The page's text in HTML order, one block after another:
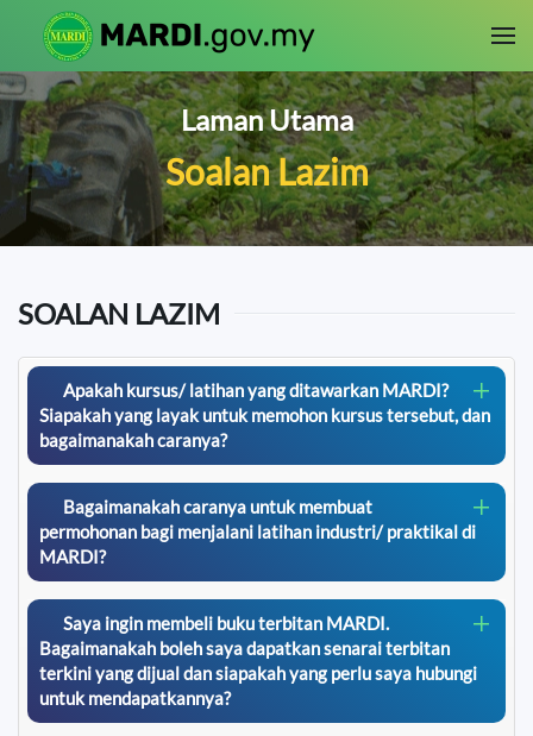
Skip to main content
Laman Utama
Soalan Lazim
SOALAN LAZIM
Apakah kursus/ latihan yang ditawarkan MARDI?
Siapakah yang layak untuk memohon kursus tersebut, dan
bagaimanakah caranya?
Bagaimanakah caranya untuk membuat
permohonan bagi menjalani latihan industri/ praktikal di
MARDI?
Saya ingin membeli buku terbitan MARDI.
Bagaimanakah boleh saya dapatkan senarai terbitan
terkini yang dijual dan siapakah yang perlu saya hubungi
untuk mendapatkannya?